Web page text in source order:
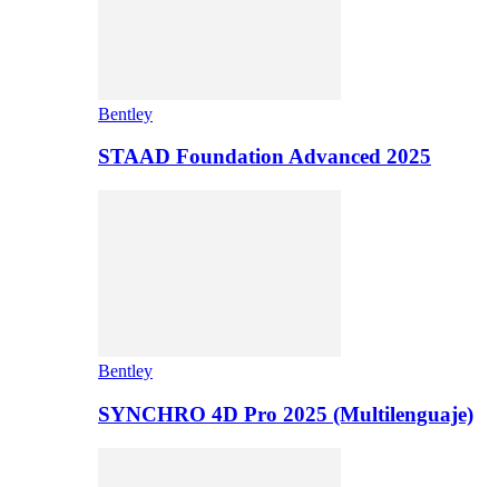
Bentley
STAAD Foundation Advanced 2025
Bentley
SYNCHRO 4D Pro 2025 (Multilenguaje)